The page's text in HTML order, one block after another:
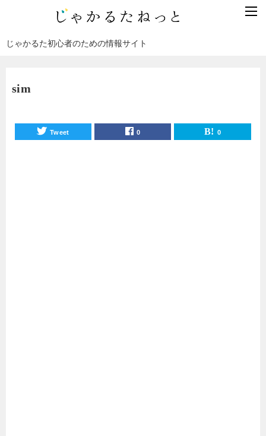
じゃかるた初心者のための情報サイト
sim
Tweet 0 0